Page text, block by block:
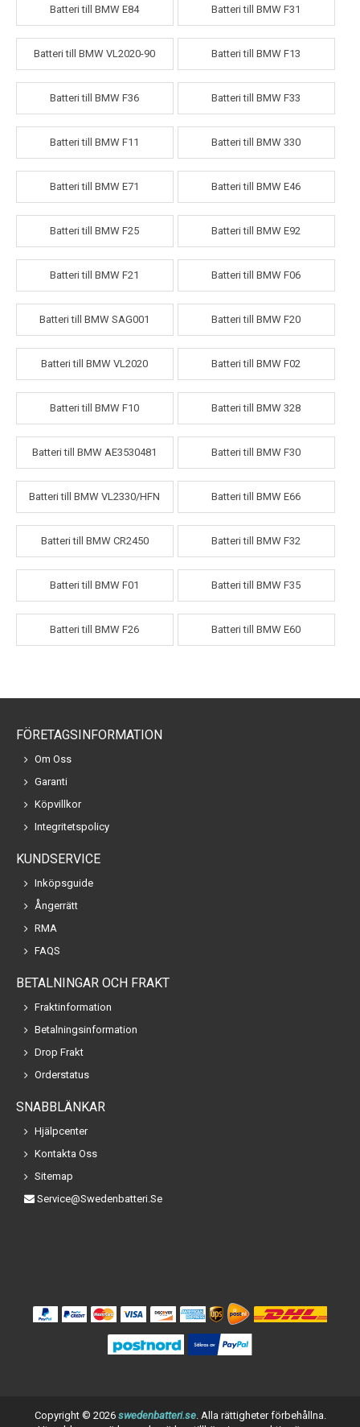
Batteri till BMW E84 Batteri till BMW F31
Batteri till BMW VL2020-90 Batteri till BMW F13
Batteri till BMW F36 Batteri till BMW F33
Batteri till BMW F11 Batteri till BMW 330
Batteri till BMW E71 Batteri till BMW E46
Batteri till BMW F25 Batteri till BMW E92
Batteri till BMW F21 Batteri till BMW F06
Batteri till BMW SAG001 Batteri till BMW F20
Batteri till BMW VL2020 Batteri till BMW F02
Batteri till BMW F10 Batteri till BMW 328
Batteri till BMW AE3530481 Batteri till BMW F30
Batteri till BMW VL2330/HFN Batteri till BMW E66
Batteri till BMW CR2450 Batteri till BMW F32
Batteri till BMW F01 Batteri till BMW F35
Batteri till BMW F26 Batteri till BMW E60
FÖRETAGSINFORMATION
Om Oss
Garanti
Köpvillkor
Integritetspolicy
KUNDSERVICE
Inköpsguide
Ångerrätt
RMA
FAQS
BETALNINGAR OCH FRAKT
Fraktinformation
Betalningsinformation
Drop Frakt
Orderstatus
SNABBLÄNKAR
Hjälpcenter
Kontakta Oss
Sitemap
Service@swedenbatteri.se
Copyright © 2026 swedenbatteri.se. Alla rättigheter förbehållna.